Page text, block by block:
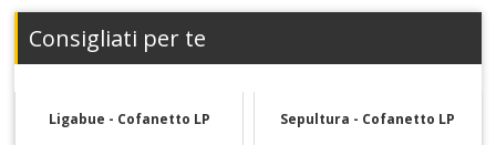
Consigliati per te
Ligabue - Cofanetto LP Sepultura - Cofanetto LP